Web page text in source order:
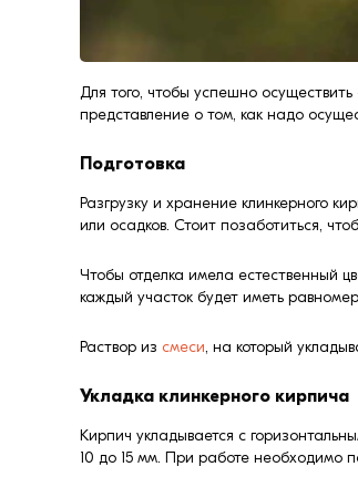
Для того, чтобы успешно
представление о том, как надо
Подготовка
Разгрузку и хранение клинкерного
или осадков. Стоит позаботиться,
Чтобы отделка имела естественный
каждый участок будет иметь
Раствор из смеси, на который
Укладка клинкерного кирпича
Кирпич укладывается с
10 до 15 мм. При работе необходимо